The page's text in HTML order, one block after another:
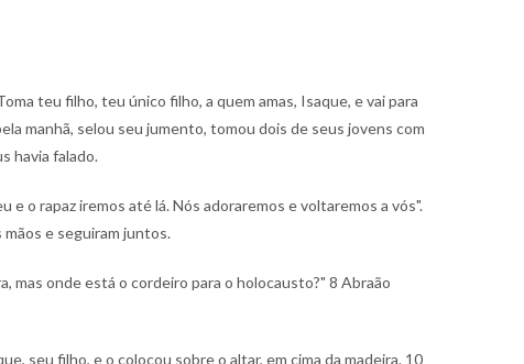
teu filho, teu único filho, a quem amas, Isaque, e vai para
manhã, selou seu jumento, tomou dois de seus jovens com
havia falado.
e o rapaz iremos até lá. Nós adoraremos e voltaremos a vós".
e seguiram juntos.
mas onde está o cordeiro para o holocausto?" 8 Abraão
seu filho, e o colocou sobre o altar, em cima da madeira. 10